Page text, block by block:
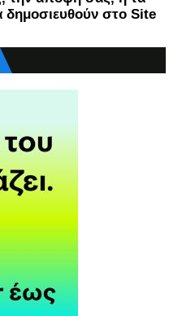
δημοσιευθούν στο Site